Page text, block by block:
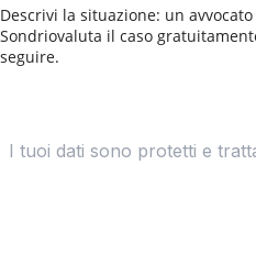
Descrivi la situazione: un
Sondriovaluta il caso
seguire.